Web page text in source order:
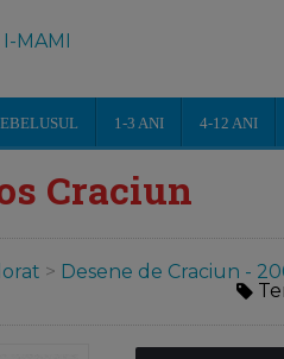
MAMI
1-3 ANI 4-12 ANI
Craciun
> Desene de Craciun -